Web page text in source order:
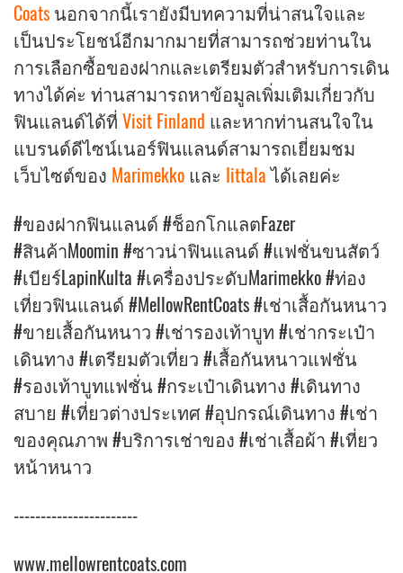
Coats นอกจากนี้เรายังมีบทความที่น่าสนใจและ
เป็นประโยชน์อีกมากมายที่สามารถช่วยท่านใน
การเลือกซื้อของฝากและเตรียมตัวสำหรับการเดิน
ทางได้ค่ะ ท่านสามารถหาข้อมูลเพิ่มเติมเกี่ยวกับ
ฟินแลนด์ได้ที่ Visit Finland และหากท่านสนใจใน
แบรนด์ดีไซน์เนอร์ฟินแลนด์สามารถเยี่ยมชม
เว็บไซต์ของ Marimekko และ Iittalaได้เลยค่ะ
#ของฝากฟินแลนด์ #ช็อกโกแลตFazer
#สินค้าMoomin #ซาวน่าฟินแลนด์ #แฟชั่นขนสัตว์
#เบียร์LapinKulta #เครื่องประดับMarimekko #ท่อง
เที่ยวฟินแลนด์ #MellowRentCoats #เช่าเสื้อกันหนาว
#ขายเสื้อกันหนาว #เช่ารองเท้าบูท #เช่ากระเป๋า
เดินทาง #เตรียมตัวเที่ยว #เสื้อกันหนาวแฟชั่น
#รองเท้าบูทแฟชั่น #กระเป๋าเดินทาง #เดินทาง
สบาย #เที่ยวต่างประเทศ #อุปกรณ์เดินทาง #เช่า
ของคุณภาพ #บริการเช่าของ #เช่าเสื้อผ้า #เที่ยว
หน้าหนาว
-----------------------
www.mellowrentcoats.com